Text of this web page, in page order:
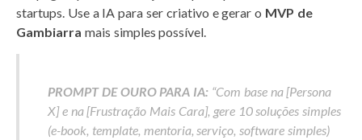
startups. Use a IA para ser criativo e gerar o MVP de
Gambiarra mais simples possível.
PROMPT DE OURO PARA IA: “Com base na [Persona
X] e na [Frustração Mais Cara], gere 10 soluções simples
(e-book, template, mentoria, serviço, software simples)